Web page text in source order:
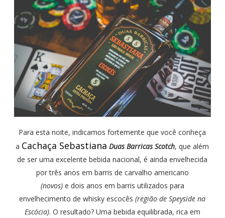
Para esta noite, indicamos fortemente que você conheça
a Cachaça Sebastiana Duas Barricas Scotch, que além
de ser uma excelente bebida nacional, é ainda envelhecida
por três anos em barris de carvalho americano
(novos)e dois anos em barris utilizados para
envelhecimento de whisky escocês(região de Speyside na
Escócia). O resultado? Uma bebida equilibrada, rica em